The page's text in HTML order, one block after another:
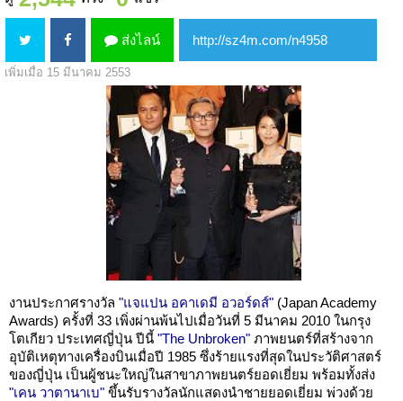
ส่งไลน์
เพิ่มเมื่อ 15 มีนาคม 2553
งานประกาศรางวัล "แจแปน อคาเดมี อวอร์ดส์" (Japan Academy
Awards) ครั้งที่ 33 เพิ่งผ่านพ้นไปเมื่อวันที่ 5 มีนาคม 2010 ในกรุง
โตเกียว ประเทศญี่ปุ่น ปีนี้ "The Unbroken" ภาพยนตร์ที่สร้างจาก
อุบัติเหตุทางเครื่องบินเมื่อปี 1985 ซึ่งร้ายแรงที่สุดในประวัติศาสตร์
ของญี่ปุ่น เป็นผู้ชนะใหญ่ในสาขาภาพยนตร์ยอดเยี่ยม พร้อมทั้งส่ง
"เคน วาตานาเบ" ขึ้นรับรางวัลนักแสดงนำชายยอดเยี่ยม พ่วงด้วย